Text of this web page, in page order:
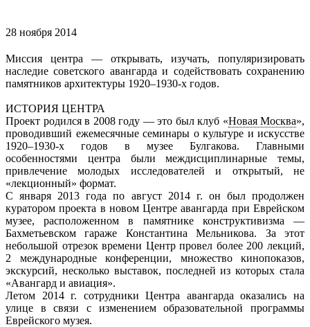
28 ноября 2014
Миссия центра — открывать, изучать, популяризировать
наследие советского авангарда и содействовать сохранению
памятников архитектуры 1920–1930-х годов.
ИСТОРИЯ ЦЕНТРА
Проект родился в 2008 году — это был клуб «Новая Москва»,
проводивший ежемесячные семинары о культуре и искусстве
1920–1930-х годов в музее Булгакова. Главными
особенностями центра были междисциплинарные темы,
привлечение молодых исследователей и открытый, не
«лекционный» формат.
С января 2013 года по август 2014 г. он был продолжен
куратором проекта в новом Центре авангарда при Еврейском
музее, расположенном в памятнике конструктивизма —
Бахметьевском гараже Константина Мельникова. За этот
небольшой отрезок времени Центр провел более 200 лекций,
2 международные конференции, множество кинопоказов,
экскурсий, несколько выставок, последней из которых стала
«Авангард и авиация».
Летом 2014 г. сотрудники Центра авангарда оказались на
улице в связи с изменением образовательной программы
Еврейского музея.